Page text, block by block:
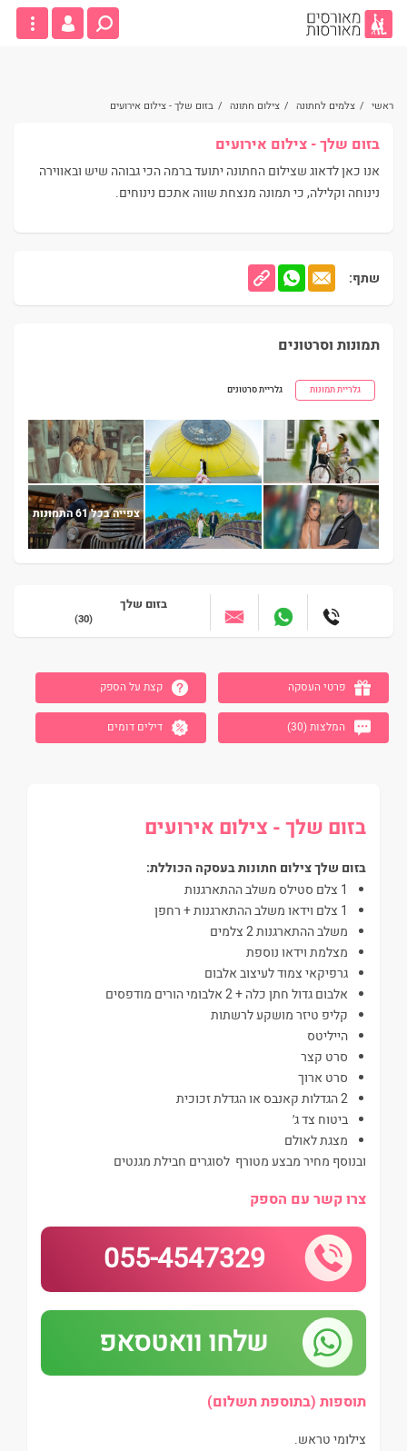
ראשי / צלמים לחתונה / צילום חתונה / בזום שלך - צילום אירועים
בזום שלך - צילום אירועים
אנו כאן לדאוג שצילום החתונה יתועד ברמה הכי גבוהה שיש ובאווירה
נינוחה וקלילה, כי תמונה מנצחת שווה אתכם נינוחים.
שתף:
תמונות וסרטונים
גלריית תמונות גלריית סרטונים
צפייה בכל 61 התמונות
בזום שלך
(30)
פרטי העסקה קצת על הספק
המלצות (30) דילים דומים
בזום שלך - צילום אירועים
בזום שלך צילום חתונות בעסקה הכוללת:
1 צלם סטילס משלב ההתארגנות
1 צלם וידאו משלב ההתארגנות + רחפן
משלב ההתארגנות 2 צלמים
מצלמת וידאו נוספת
גרפיקאי צמוד לעיצוב אלבום
אלבום גדול חתן כלה + 2 אלבומי הורים מודפסים
קליפ טיזר מושקע לרשתות
הייליטס
סרט קצר
סרט ארוך
2 הגדלות קאנבס או הגדלת זכוכית
ביטוח צד ג׳
מצגת לאולם
ובנוסף מחיר מבצע מטורף לסוגרים חבילת מגנטים
צרו קשר עם הספק
055-4547329
שלחו וואטסאפ
תוספות (בתוספת תשלום)
צילומי טראש.